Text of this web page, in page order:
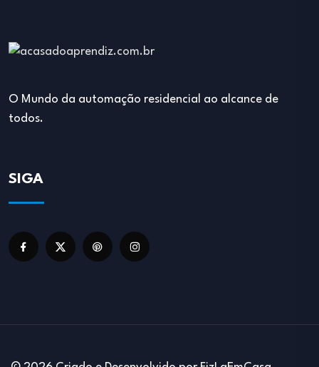
O Mundo da automação residencial ao alcance de
todos.
SIGA